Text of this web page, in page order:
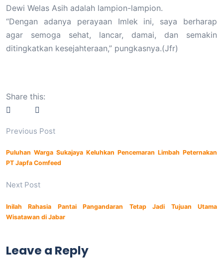
Dewi Welas Asih adalah lampion-lampion.
“Dengan adanya perayaan Imlek ini, saya berharap
agar semoga sehat, lancar, damai, dan semakin
ditingkatkan kesejahteraan,” pungkasnya.(Jfr)
Share this:
Previous Post
Puluhan Warga Sukajaya Keluhkan Pencemaran Limbah Peternakan
PT Japfa Comfeed
Next Post
Inilah Rahasia Pantai Pangandaran Tetap Jadi Tujuan Utama
Wisatawan di Jabar
Leave a Reply